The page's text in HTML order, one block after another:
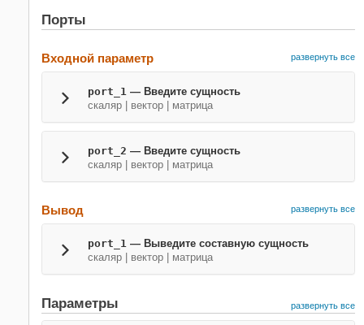
Порты
Входной параметр развернуть все
port_1 — Введите сущность
скаляр | вектор | матрица
port_2 — Введите сущность
скаляр | вектор | матрица
Вывод развернуть все
port_1 — Выведите составную сущность
скаляр | вектор | матрица
Параметры развернуть все